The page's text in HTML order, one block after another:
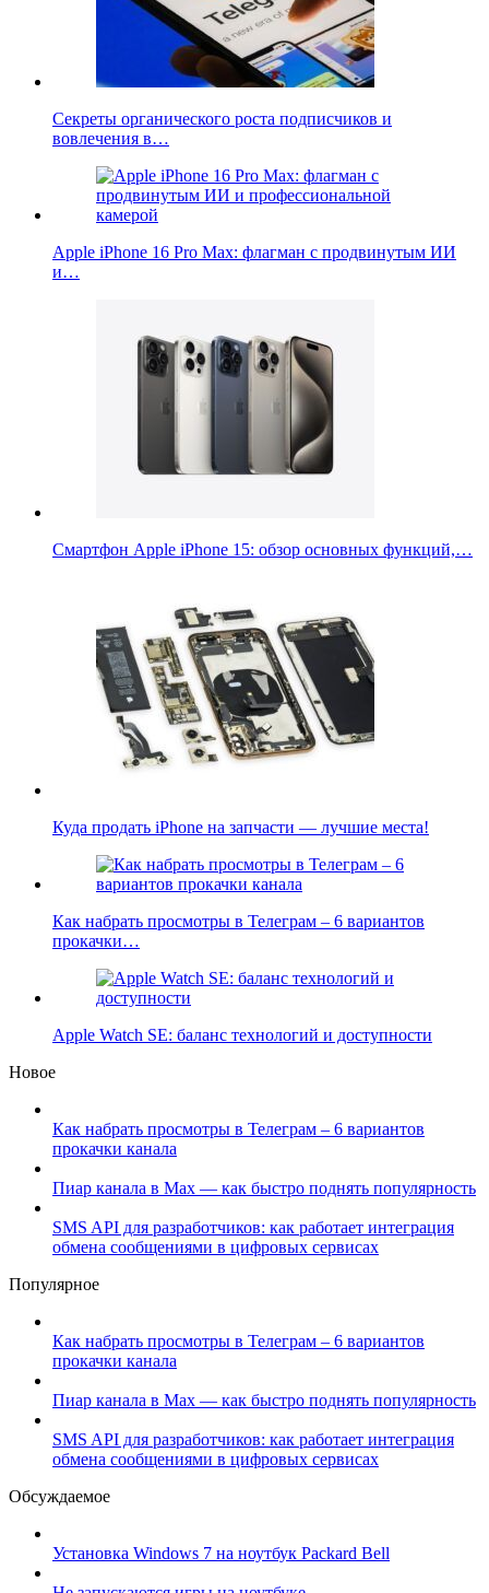
Секреты органического роста подписчиков и
вовлечения в…
Apple iPhone 16 Pro Max: флагман с продвинутым ИИ
и…
Смартфон Apple iPhone 15: обзор основных функций,…
Куда продать iPhone на запчасти — лучшие места!
Как набрать просмотры в Телеграм – 6 вариантов
прокачки…
Apple Watch SE: баланс технологий и доступности
Новое
Как набрать просмотры в Телеграм – 6 вариантов
прокачки канала
Пиар канала в Max — как быстро поднять популярность
SMS API для разработчиков: как работает интеграция
обмена сообщениями в цифровых сервисах
Популярное
Как набрать просмотры в Телеграм – 6 вариантов
прокачки канала
Пиар канала в Max — как быстро поднять популярность
SMS API для разработчиков: как работает интеграция
обмена сообщениями в цифровых сервисах
Обсуждаемое
Установка Windows 7 на ноутбук Packard Bell